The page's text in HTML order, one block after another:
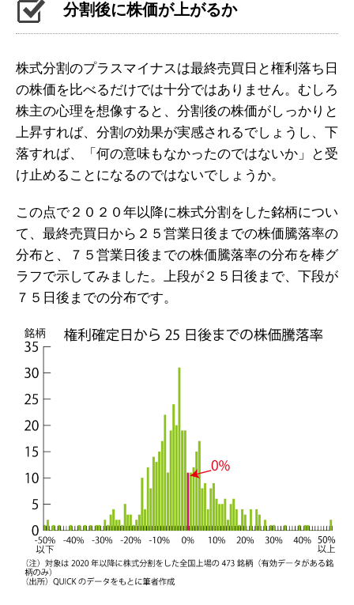
分割後に株価が上がるか
株式分割のプラスマイナスは最終売買日と権利落ち日
の株価を比べるだけでは十分ではありません。むしろ
株主の心理を想像すると、分割後の株価がしっかりと
上昇すれば、分割の効果が実感されるでしょうし、下
落すれば、「何の意味もなかったのではないか」と受
け止めることになるのではないでしょうか。
この点で２０２０年以降に株式分割をした銘柄につい
て、最終売買日から２５営業日後までの株価騰落率の
分布と、７５営業日後までの株価騰落率の分布を棒グ
ラフで示してみました。上段が２５日後まで、下段が
７５日後までの分布です。